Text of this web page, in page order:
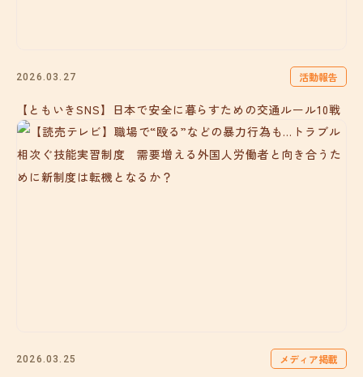
2026.03.27 活動報告
【ともいきSNS】日本で安全に暮らすための交通ルール10戦
2026.03.25 メディア掲載